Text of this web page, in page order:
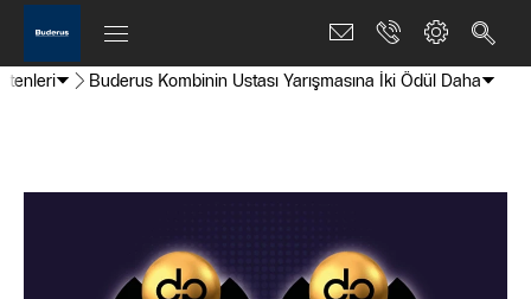
Buderus Kombinin Ustası Yarışmasına İki Ödül Daha